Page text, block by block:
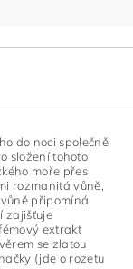
do noci společně
složení tohoto
moře přes
rozmanitá vůně,
připomíná
zajišťuje
extrakt
se zlatou
(jde o rozetu